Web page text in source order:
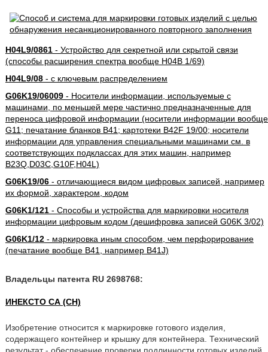
H04L9/0861- Устройство для секретной или скрытой связи
(способы расширения спектра вообще H04B 1/69)
H04L9/08- с ключевым распределением
G06K19/06009- Носители информации, используемые с
машинами, по меньшей мере частично предназначенные для
переноса цифровой информации (носители информации вообще
G11; печатание бланков B41; картотеки B42F 19/00; носители
информации для управления специальными машинами см. в
соответствующих подклассах для этих машин, например
B23Q,D03C,G10F,H04L)
G06K19/06- отличающиеся видом цифровых записей, например
их формой, характером, кодом
G06K1/121- Способы и устройства для маркировки носителя
информации цифровым кодом (дешифровка записей G06K 3/02)
G06K1/12- маркировка иным способом, чем перфорирование
(печатание вообще B41, например B41J)
Владельцы патента RU 2698768:
ИНЕКСТО СА (CH)
Изобретение относится к маркировке готового изделия,
содержащего контейнер и крышку для контейнера. Технический